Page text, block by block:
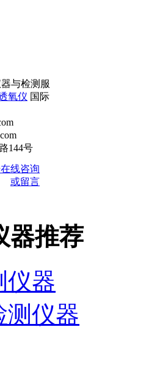
与检测服
氧仪 国际
144号
器推荐
仪器
测仪器